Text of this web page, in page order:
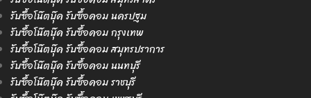
รับซื้อโน๊ตบุ๊ค รับซื้อคอม นครปฐม
รับซื้อโน๊ตบุ๊ค รับซื้อคอม กรุงเทพ
รับซื้อโน๊ตบุ๊ค รับซื้อคอม สมุทรปราการ
รับซื้อโน๊ตบุ๊ค รับซื้อคอม นนทบุรี
รับซื้อโน๊ตบุ๊ค รับซื้อคอม ราชบุรี